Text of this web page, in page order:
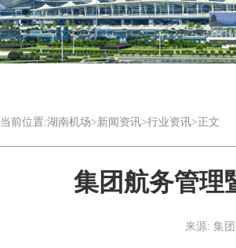
当前位置:湖南机场>新闻资讯>行业资讯>正文
集团航务管理
来源: 集团